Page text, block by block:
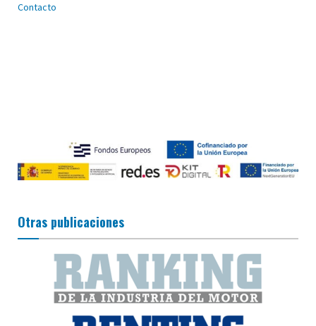
Contacto
Otras publicaciones